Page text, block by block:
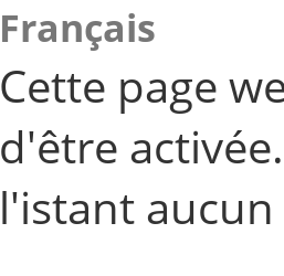
Français
Cette page
d'être
l'istant